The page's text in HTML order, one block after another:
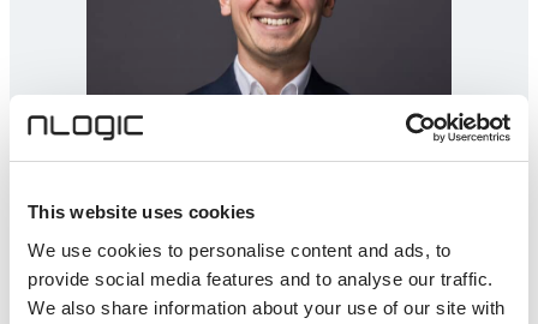
This website uses cookies
We use cookies to personalise content and ads, to
provide social media features and to analyse our traffic.
We also share information about your use of our site with